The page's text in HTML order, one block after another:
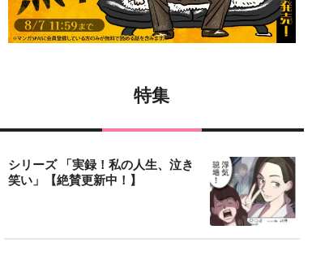
特集
シリーズ 「実録！私の人生、泣き
笑い」【絶賛更新中！】